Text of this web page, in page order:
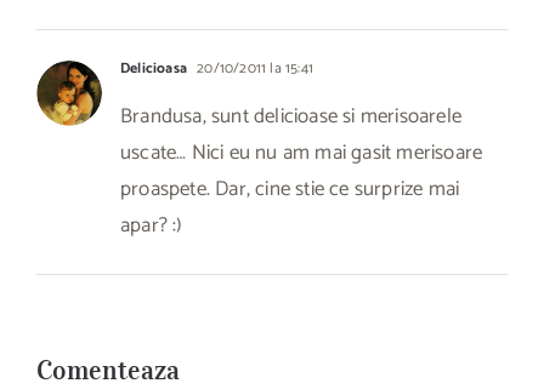
Delicioasa 20/10/2011 la 15:41
Brandusa, sunt delicioase si merisoarele
uscate… Nici eu nu am mai gasit merisoare
proaspete. Dar, cine stie ce surprize mai
apar? :)
Comenteaza